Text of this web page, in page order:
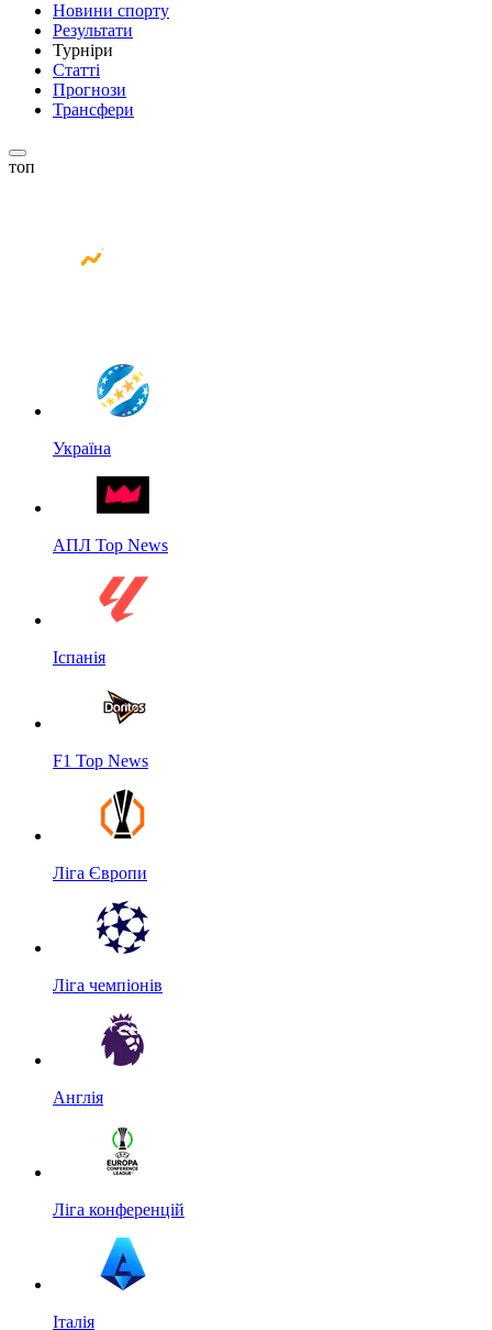
Новини спорту
Результати
Турніри
Статті
Прогнози
Трансфери
топ
Україна
АПЛ Top News
Іспанія
F1 Top News
Ліга Європи
Ліга чемпіонів
Англія
Ліга конференцій
Італія